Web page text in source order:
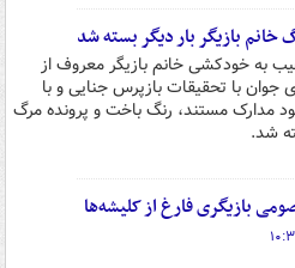
خانم بازیگر بار دیگر بسته شد
به خودکشی خانم بازیگر معروف از
با تحقیقات بازپرس جنایی و با
مدارک مستند، رنگ باخت و پرونده مرگ
شد.
بازیگری فارغ از کلیشه‌ها